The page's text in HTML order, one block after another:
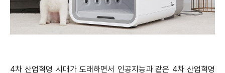
4차 산업혁명 시대가 도래하면서 인공지능과 같은 4차 산업혁명